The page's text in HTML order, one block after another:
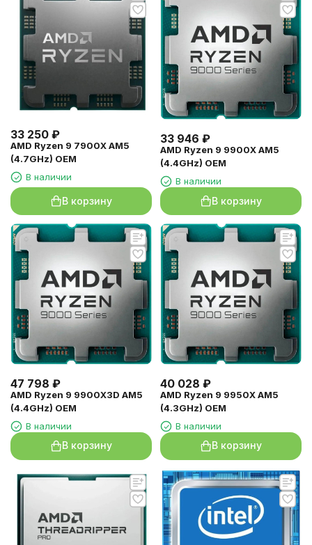
33 250 ₽
AMD Ryzen 9 7900X AM5
(4.7GHz) OEM
В наличии
В корзину
33 946 ₽
AMD Ryzen 9 9900X AM5
(4.4GHz) OEM
В наличии
В корзину
47 798 ₽
AMD Ryzen 9 9900X3D AM5
(4.4GHz) OEM
В наличии
В корзину
40 028 ₽
AMD Ryzen 9 9950X AM5
(4.3GHz) OEM
В наличии
В корзину